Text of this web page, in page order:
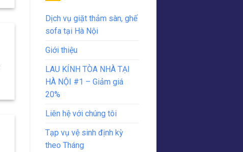
Dịch vụ giặt thảm sàn, ghế
sofa tại Hà Nội
Giới thiệu
LAU KÍNH TÒA NHÀ TẠI
HÀ NỘI #1 – Giảm giá
20%
Liên hệ với chúng tôi
Tạp vụ vệ sinh định kỳ
theo Tháng